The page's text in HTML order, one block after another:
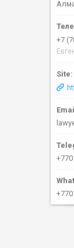
+7